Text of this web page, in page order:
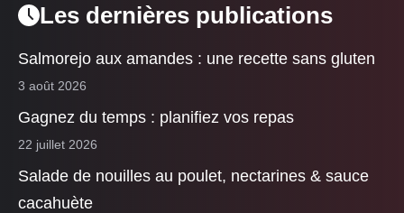
Les dernières publications
Salmorejo aux amandes : une recette sans gluten
3 août 2026
Gagnez du temps : planifiez vos repas
22 juillet 2026
Salade de nouilles au poulet, nectarines & sauce
cacahuète